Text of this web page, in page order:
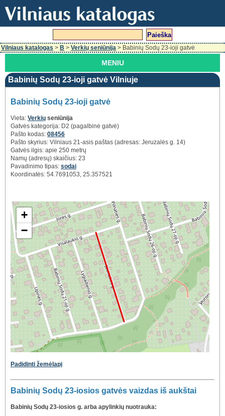
Vilniaus katalogas > B > Verkių seniūnija > Babinių Sodų 23-ioji gatvė
MENIU
Babinių Sodų 23-ioji gatvė Vilniuje
Babinių Sodų 23-ioji gatvė
Vieta: Verkių seniūnija
Gatvės kategorija: D2 (pagalbinė gatvė)
Pašto kodas: 08456
Pašto skyrius: Vilniaus 21-asis paštas (adresas: Jeruzalės g. 14)
Gatvės ilgis: apie 250 metrų
Namų (adresų) skaičius: 23
Pavadinimo tipas: sodai
Koordinatės: 54.7691053, 25.357521
+
−
Padidinti žemėlapį
Babinių Sodų 23-iosios gatvės vaizdas iš aukštai
Babinių Sodų 23-iosios g. arba apylinkių nuotrauka: